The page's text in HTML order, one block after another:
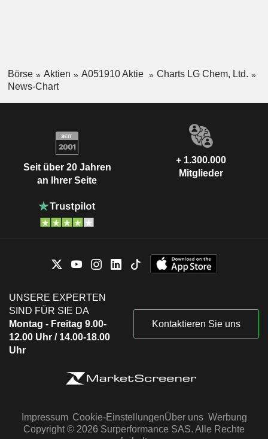
Börse Aktien A051910 Aktie
Charts LG Chem, Ltd.
News-Chart
Seit über 20 Jahren
an Ihrer Seite
+ 1.300.000
Mitglieder
UNSERE EXPERTEN
SIND FÜR SIE DA
Montag - Freitag 9.00-
12.00 Uhr / 14.00-18.00
Uhr
Kontaktieren Sie uns
Impressum Cookie-EinstellungenÜber uns Werbung
Copyright © 2026 Surperformance SAS. Alle Rechte